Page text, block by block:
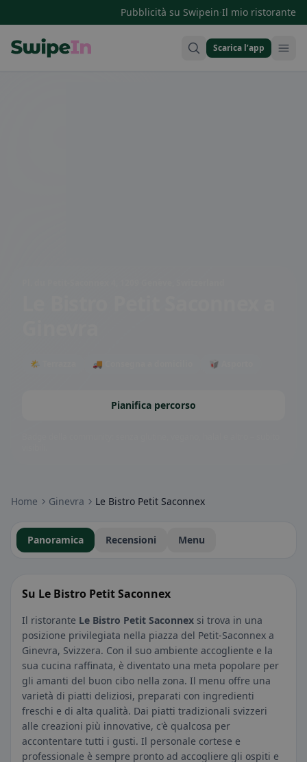
Pubblicità su Swipein·Il mio ristorante
Scarica l’app
🌤 Terrazza 🚚 Consegna a domicilio 🥡 Asporto
Pianifica percorso
Home Ginevra Le Bistro Petit Saconnex
Panoramica Recensioni Menu
Su Le Bistro Petit Saconnex
Il ristorante Le Bistro Petit Saconnex si trova in una
posizione privilegiata nella piazza del Petit-Saconnex a
Ginevra, Svizzera. Con il suo ambiente accogliente e la
sua cucina raffinata, è diventato una meta popolare per
gli amanti del buon cibo nella zona. Il menu offre una
varietà di piatti deliziosi, preparati con ingredienti
freschi e di alta qualità. Dai piatti tradizionali svizzeri
alle creazioni più innovative, c'è qualcosa per
accontentare tutti i gusti. Il personale cortese e
professionale è sempre pronto ad accogliere gli ospiti e